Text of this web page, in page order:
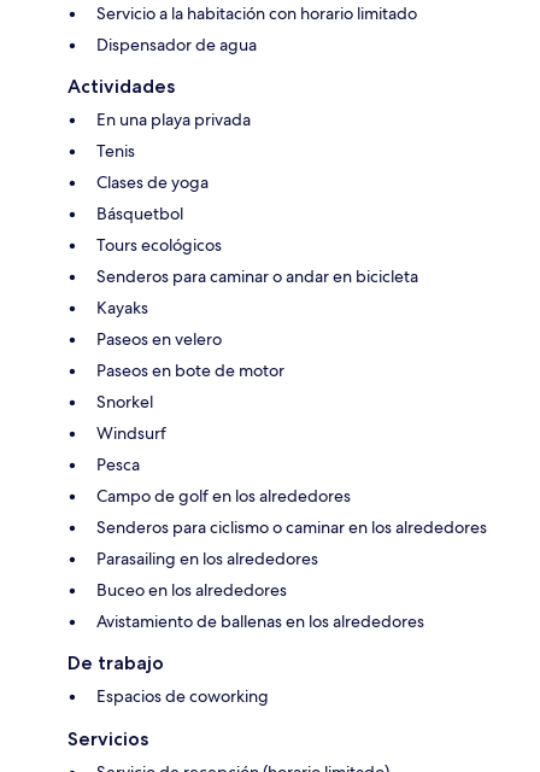
Servicio a la habitación con horario limitado
Dispensador de agua
Actividades
En una playa privada
Tenis
Clases de yoga
Básquetbol
Tours ecológicos
Senderos para caminar o andar en bicicleta
Kayaks
Paseos en velero
Paseos en bote de motor
Snorkel
Windsurf
Pesca
Campo de golf en los alrededores
Senderos para ciclismo o caminar en los alrededores
Parasailing en los alrededores
Buceo en los alrededores
Avistamiento de ballenas en los alrededores
De trabajo
Espacios de coworking
Servicios